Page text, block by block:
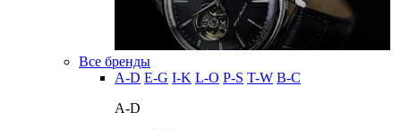
Все бренды
A-D E-G I-K L-O P-S T-W В-С
A-D